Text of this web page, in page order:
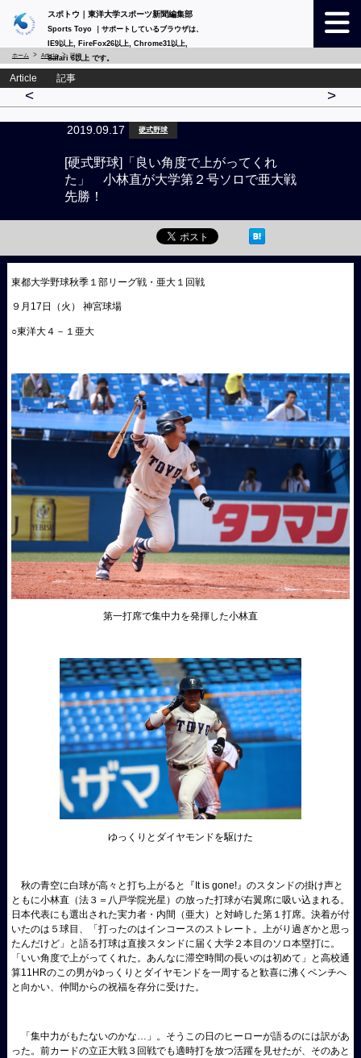
スポトウ｜東洋大学スポーツ新聞編集部
Sports Toyo ｜サポートしているブラウザは、
IE9以上, FireFox26以上, Chrome31以上,
Safari 6以上 です。
ホーム Article 詳細
Article 記事
< >
2019.09.17 硬式野球
[硬式野球]「良い角度で上がってくれ
た」 小林直が大学第２号ソロで亜大戦
先勝！
東都大学野球秋季１部リーグ戦・亜大１回戦
９月17日（火） 神宮球場
○東洋大４－１亜大
第一打席で集中力を発揮した小林直
ゆっくりとダイヤモンドを駆けた
秋の青空に白球が高々と打ち上がると『It is gone!』のスタンドの掛け声と
ともに小林直（法３＝八戸学院光星）の放った打球が右翼席に吸い込まれる。
日本代表にも選出された実力者・内間（亜大）と対峙した第１打席。決着が付
いたのは５球目、「打ったのはインコースのストレート。上がり過ぎかと思っ
たんだけど」と語る打球は直接スタンドに届く大学２本目のソロ本塁打に。
「いい角度で上がってくれた。あんなに滞空時間の長いのは初めて」と高校通
算11HRのこの男がゆっくりとダイヤモンドを一周すると歓喜に沸くベンチへ
と向かい、仲間からの祝福を存分に受けた。
「集中力がもたないのかな…」。そうこの日のヒーローが語るのには訳があ
った。前カードの立正大戦３回戦でも適時打を放つ活躍を見せたが、そのあと